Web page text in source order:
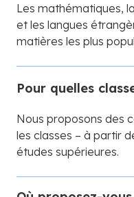
Les mathématiques,
et les langues
matières les plus
Pour quelles
Nous proposons des
les classes – à partir
études supérieures.